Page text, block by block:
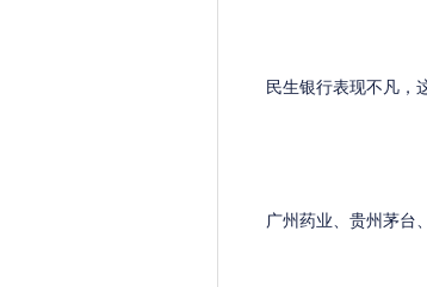
民生银行表现不凡，这
广州药业、贵州茅台、